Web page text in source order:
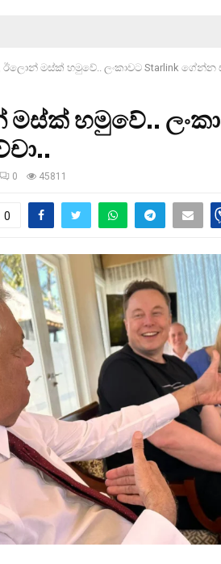
මස්ක් හමුවේ.. ලංකාවට Starlink ගේන්න
හමුවේ..
0 45811
0